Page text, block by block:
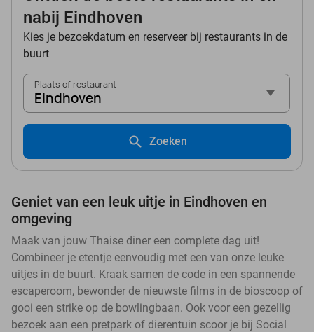
nabij Eindhoven
Kies je bezoekdatum en reserveer bij restaurants in de
buurt
Plaats of restaurant
Eindhoven
Zoeken
Geniet van een leuk uitje in Eindhoven en
omgeving
Maak van jouw Thaise diner een complete dag uit!
Combineer je etentje eenvoudig met een van onze leuke
uitjes in de buurt. Kraak samen de code in een spannende
escaperoom, bewonder de nieuwste films in de bioscoop of
gooi een strike op de bowlingbaan. Ook voor een gezellig
bezoek aan een pretpark of dierentuin scoor je bij Social